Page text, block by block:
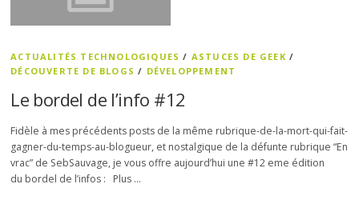
ACTUALITÉS TECHNOLOGIQUES / ASTUCES DE GEEK /
DÉCOUVERTE DE BLOGS / DÉVELOPPEMENT
Le bordel de l’info #12
Fidèle à mes précédents posts de la même rubrique-de-la-mort-qui-fait-
gagner-du-temps-au-blogueur, et nostalgique de la défunte rubrique “En
vrac” de SebSauvage, je vous offre aujourd’hui une #12 eme édition
du bordel de l’infos : Plus …